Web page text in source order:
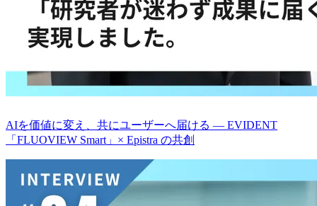
AIを価値に変え、 共にユーザーへ届ける ― EVIDENT
「FLUOVIEW Smart」 × Epistra の共創